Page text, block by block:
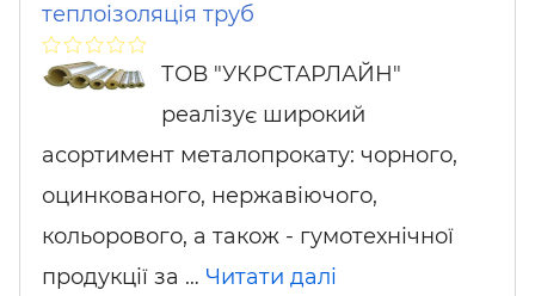
теплоізоляція труб
ТОВ "УКРСТАРЛАЙН"
реалізує широкий
асортимент металопрокату: чорного,
оцинкованого, нержавіючого,
кольорового, а також - гумотехнічної
продукції за … Читати далі